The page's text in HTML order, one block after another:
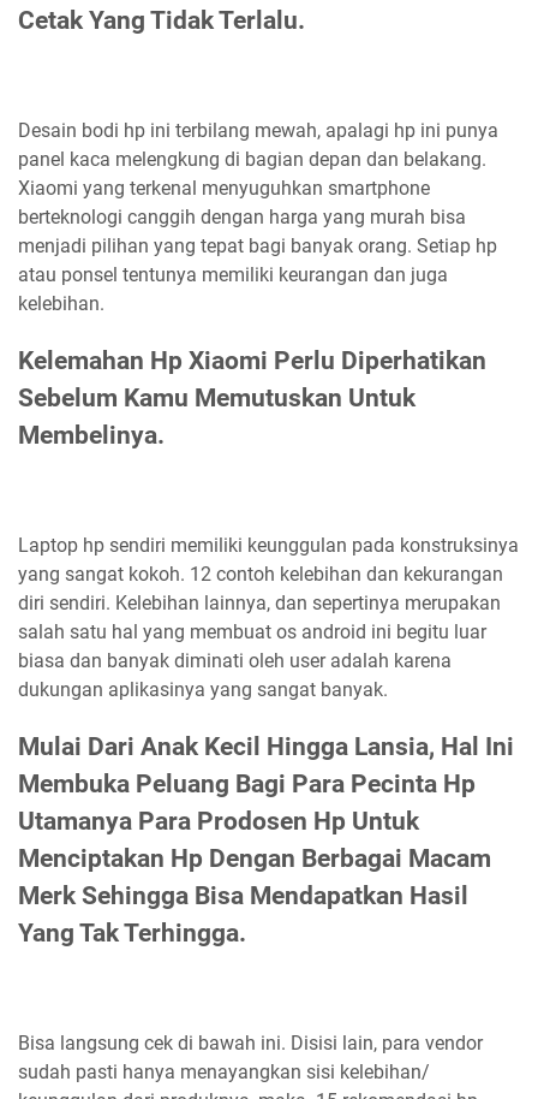
Cetak Yang Tidak Terlalu.
Desain bodi hp ini terbilang mewah, apalagi hp ini punya
panel kaca melengkung di bagian depan dan belakang.
Xiaomi yang terkenal menyuguhkan smartphone
berteknologi canggih dengan harga yang murah bisa
menjadi pilihan yang tepat bagi banyak orang. Setiap hp
atau ponsel tentunya memiliki keurangan dan juga
kelebihan.
Kelemahan Hp Xiaomi Perlu Diperhatikan
Sebelum Kamu Memutuskan Untuk
Membelinya.
Laptop hp sendiri memiliki keunggulan pada konstruksinya
yang sangat kokoh. 12 contoh kelebihan dan kekurangan
diri sendiri. Kelebihan lainnya, dan sepertinya merupakan
salah satu hal yang membuat os android ini begitu luar
biasa dan banyak diminati oleh user adalah karena
dukungan aplikasinya yang sangat banyak.
Mulai Dari Anak Kecil Hingga Lansia, Hal Ini
Membuka Peluang Bagi Para Pecinta Hp
Utamanya Para Prodosen Hp Untuk
Menciptakan Hp Dengan Berbagai Macam
Merk Sehingga Bisa Mendapatkan Hasil
Yang Tak Terhingga.
Bisa langsung cek di bawah ini. Disisi lain, para vendor
sudah pasti hanya menayangkan sisi kelebihan/